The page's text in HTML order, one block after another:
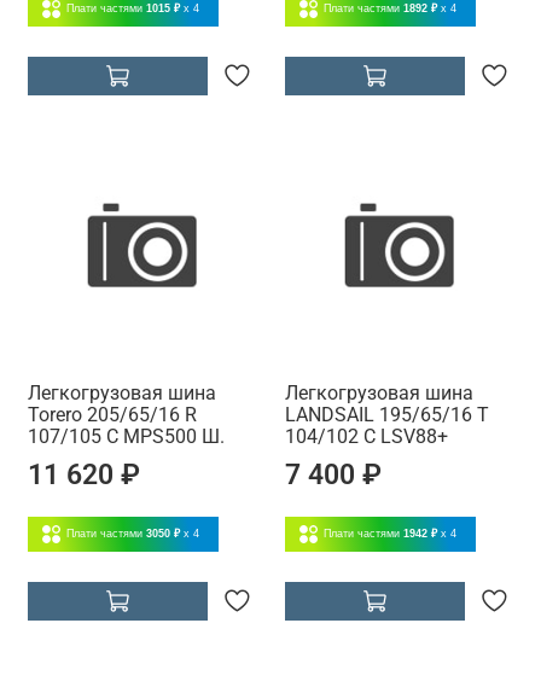
Плати частями 1015 ₽ x 4 Плати частями 1892 ₽ x 4
Легкогрузовая шина
Torero 205/65/16 R
107/105 C MPS500 Ш.
11 620 ₽
Плати частями 3050 ₽ x 4
Легкогрузовая шина
LANDSAIL 195/65/16 T
104/102 C LSV88+
7 400 ₽
Плати частями 1942 ₽ x 4